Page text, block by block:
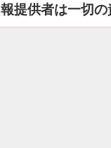
報提供者は一切の